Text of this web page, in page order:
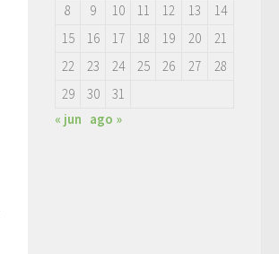
8
9 10 11 12 13
14
15
16 17 18 19 20
21
22
23 24 25 26 27
28
29
30
31
« jun ago »